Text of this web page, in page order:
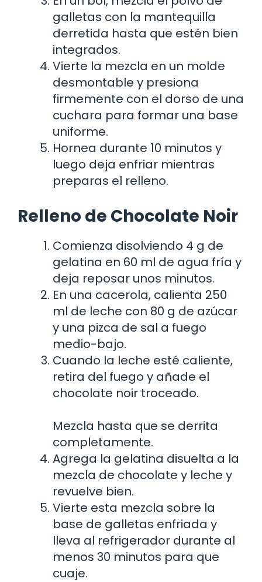
galletas con la mantequilla
derretida hasta que estén bien
integrados.
Vierte la mezcla en un molde
desmontable y presiona
firmemente con el dorso de una
cuchara para formar una base
uniforme.
Hornea durante 10 minutos y
luego deja enfriar mientras
preparas el relleno.
Relleno de Chocolate Noir
Comienza disolviendo 4 g de
gelatina en 60 ml de agua fría y
deja reposar unos minutos.
En una cacerola, calienta 250
ml de leche con 80 g de azúcar
y una pizca de sal a fuego
medio-bajo.
Cuando la leche esté caliente,
retira del fuego y añade el
chocolate noir troceado.
Mezcla hasta que se derrita
completamente.
Agrega la gelatina disuelta a la
mezcla de chocolate y leche y
revuelve bien.
Vierte esta mezcla sobre la
base de galletas enfriada y
lleva al refrigerador durante al
menos 30 minutos para que
cuaje.